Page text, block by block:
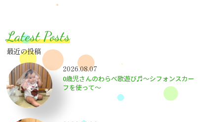
Latest Posts
最近の投稿
2026.08.07
0歳児さんのわらべ歌遊び♬～シフォンスカー
フを使って～